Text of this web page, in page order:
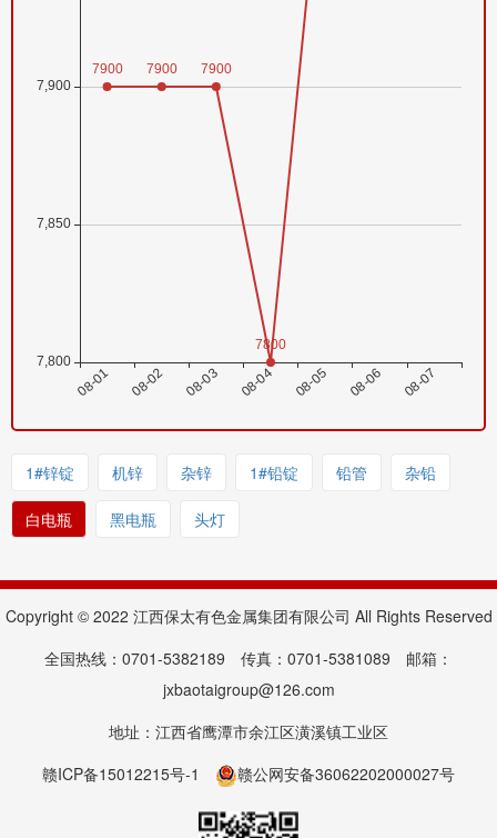
1#锌锭 机锌 杂锌 1#铅锭 铅管 杂铅
白电瓶 黑电瓶 头灯
Copyright © 2022 江西保太有色金属集团有限公司 All Rights Reserved
全国热线：0701-5382189 传真：0701-5381089 邮箱：
jxbaotaigroup@126.com
地址：江西省鹰潭市余江区潢溪镇工业区
赣ICP备15012215号-1
赣公网安备36062202000027号